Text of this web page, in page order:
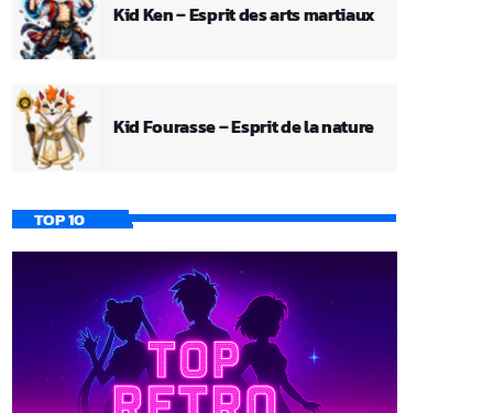
Kid Ken – Esprit des arts martiaux
Kid Fourasse – Esprit de la nature
TOP 10